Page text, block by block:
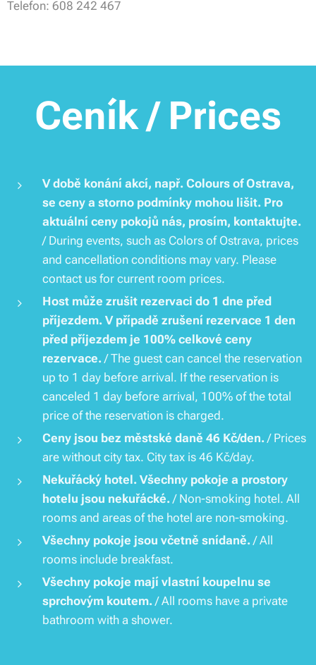
Telefon: 608 242 467
Ceník / Prices
V době konání akcí, např. Colours of Ostrava,
se ceny a storno podmínky mohou lišit. Pro
aktuální ceny pokojů nás, prosím, kontaktujte.
/ During events, such as Colors of Ostrava, prices
and cancellation conditions may vary. Please
contact us for current room prices.
Host může zrušit rezervaci do 1 dne před
příjezdem. V případě zrušení rezervace 1 den
před příjezdem je 100% celkové ceny
rezervace. / The guest can cancel the reservation
up to 1 day before arrival. If the reservation is
canceled 1 day before arrival, 100% of the total
price of the reservation is charged.
Ceny jsou bez městské daně 46 Kč/den. / Prices
are without city tax. City tax is 46 Kč/day.
Nekuřácký hotel. Všechny pokoje a prostory
hotelu jsou nekuřácké. / Non-smoking hotel. All
rooms and areas of the hotel are non-smoking.
Všechny pokoje jsou včetně snídaně. / All
rooms include breakfast.
Všechny pokoje mají vlastní koupelnu se
sprchovým koutem. / All rooms have a private
bathroom with a shower.